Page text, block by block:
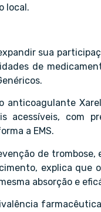
local.
sua
de
anticoagulante
acessíveis, com
a EMS.
de
explica
absorção e